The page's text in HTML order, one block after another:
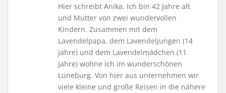
Hier schreibt Anika. Ich bin 42 Jahre alt
und Mutter von zwei wundervollen
Kindern. Zusammen mit dem
Lavendelpapa, dem Lavendeljungen (14
Jahre) und dem Lavendelmädchen (11
Jahre) wohne ich im wunderschönen
Lüneburg. Von hier aus unternehmen wir
viele kleine und große Reisen in die nähere